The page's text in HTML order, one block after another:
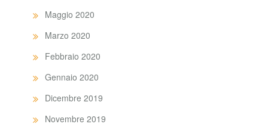
Maggio 2020
Marzo 2020
Febbraio 2020
Gennaio 2020
Dicembre 2019
Novembre 2019